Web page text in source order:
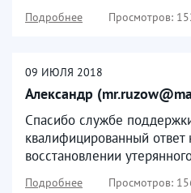
Подробнее Просмотров:
09 ИЮЛЯ 2018
Александр
Спасибо службе
квалифицированный
восстановлении
Подробнее Просмотров: